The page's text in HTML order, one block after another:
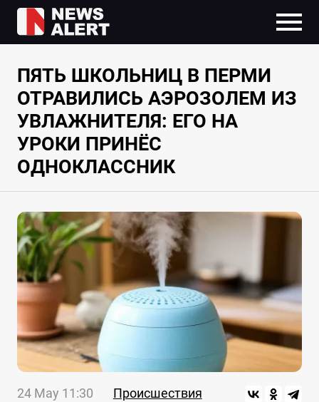
ПЯТЬ ШКОЛЬНИЦ В ПЕРМИ
ОТРАВИЛИСЬ АЭРОЗОЛЕМ ИЗ
УВЛАЖНИТЕЛЯ: ЕГО НА
УРОКИ ПРИНЁС
ОДНОКЛАССНИК
24 May 11:30 Происшествия